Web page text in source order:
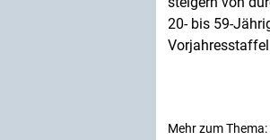
20- bis 59-
Mehr zum Thema: